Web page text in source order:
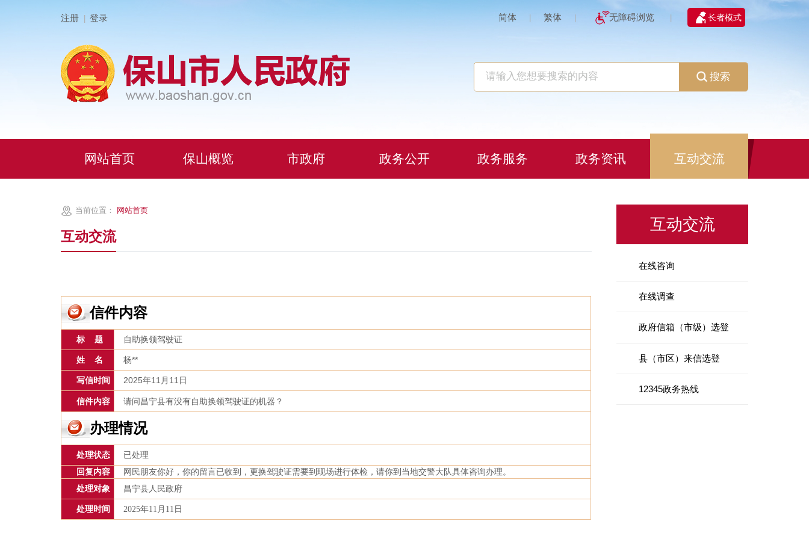
注册 登录 简体 | 繁体 | 无障碍浏览 | 长者模式
搜索
网站首页 保山概览 市政府 政务公开 政务服务 政务资讯 互动交流
互动交流
在线咨询
在线调查
政府信箱（市级）选登
县（市区）来信选登
12345政务热线
当前位置： 网站首页
互动交流
信件内容
标 题 自助换领驾驶证
姓 名 杨**
写信时间 2025年11月11日
信件内容 请问昌宁县有没有自助换领驾驶证的机器？
办理情况
处理状态 已处理
回复内容
网民朋友你好，你的留言已收到，更换驾驶证需要到现场进行体检，请你到当地交警大队具体咨询办理。
处理对象
昌宁县人民政府
处理时间 2025年11月11日